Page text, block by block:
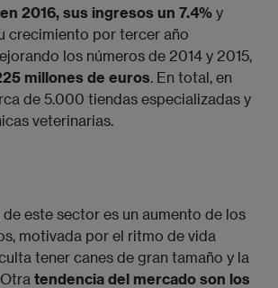
2016, sus ingresos un 7.4% y
crecimiento por tercer año
los números de 2014 y 2015,
millones de euros . En total, en
de 5.000 tiendas especializadas y
veterinarias.
este sector es un aumento de los
motivada por el ritmo de vida
tener canes de gran tamaño y la
tendencia del mercado son los